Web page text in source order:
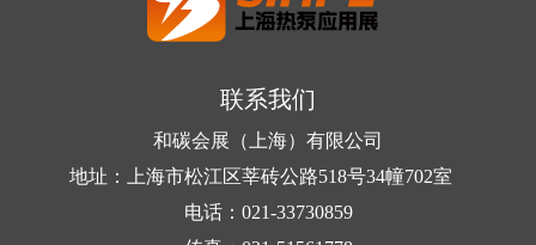
联系我们
和碳会展（上海）有限公司
地址：上海市松江区莘砖公路518号34幢702室
电话：021-33730859